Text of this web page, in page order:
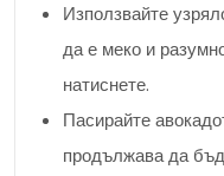
Използвайте
да е меко и
натиснете.
Пасирайте
продължава да